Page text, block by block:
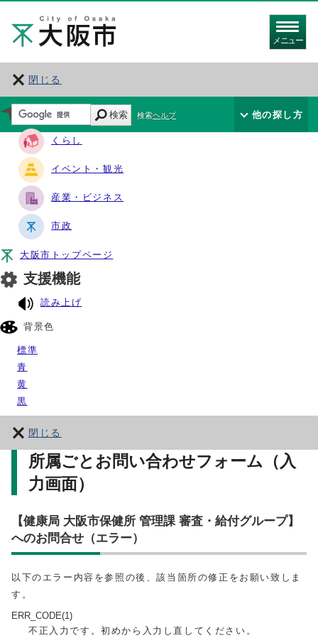
メニュー
閉じる
サイト・ナビ
くらし
イベント・観光
産業・ビジネス
市政
大阪市トップページ
支援機能
読み上げ
背景色
標準
青
黄
黒
閉じる
検索 検索ヘルプ 他の探し方
所属ごとお問い合わせフォーム（入
力画面）
【健康局 大阪市保健所 管理課 審査・給付グループ】
へのお問合せ（エラー）
以下のエラー内容を参照の後、該当箇所の修正をお願い致しま
す。
ERR_CODE(1)
不正入力です。初めから入力し直してください。